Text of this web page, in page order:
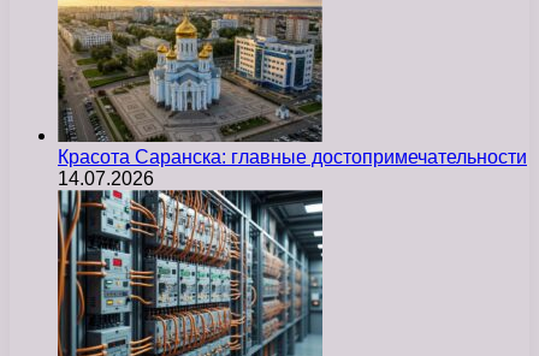
Красота Саранска: главные достопримечательности
14.07.2026